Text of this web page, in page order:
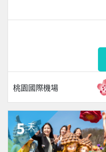
桃園國際機場
5 天